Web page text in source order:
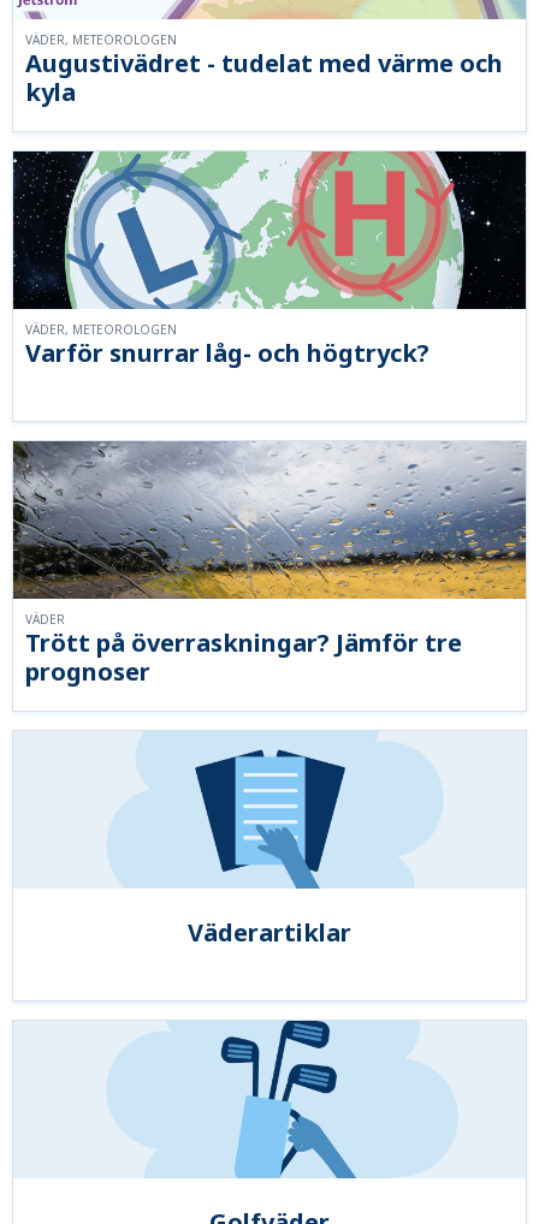
Augustivädret - tudelat med värme och
kyla
VÄDER, METEOROLOGEN
Varför snurrar låg- och högtryck?
VÄDER, METEOROLOGEN
Trött på överraskningar? Jämför tre
prognoser
VÄDER
Väderartiklar